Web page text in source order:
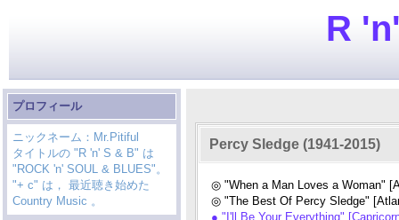
R
プロフィール
ニックネーム：Mr.Pitiful
タイトルの "R 'n' S & B" は
"ROCK 'n' SOUL & BLUES"。
"+ c" は， 最近聴き始めた
Country Music 。
Percy Sledge (1941-2015)
◎ "When a Man Loves a Woman"
◎ "The Best Of Percy Sledge"
● "I'll Be Your Everything"